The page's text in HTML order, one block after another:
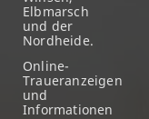
Elbmarsch
und der
Nordheide.
Online-
Traueranzeigen
und
Informationen